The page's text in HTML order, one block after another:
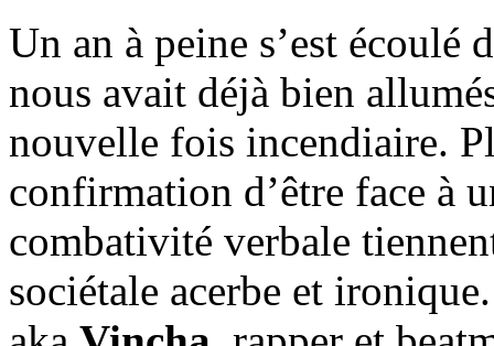
Un an à peine s’est écoulé
nous avait déjà bien
nouvelle fois incendiaire.
confirmation d’être face à
combativité verbale
sociétale acerbe et